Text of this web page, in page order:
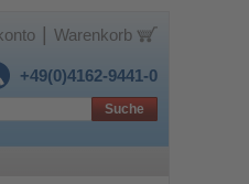
+49(0)4162-9441-0
Warenkorb
Suche